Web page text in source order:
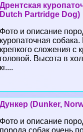
Дрентская
Dutch Partridge Dog)
Фото и описание
куропаточная
крепкого сложения с
головой. Высота в
кг....
Дункер (Dunker,
Фото и описание
порода собак очень